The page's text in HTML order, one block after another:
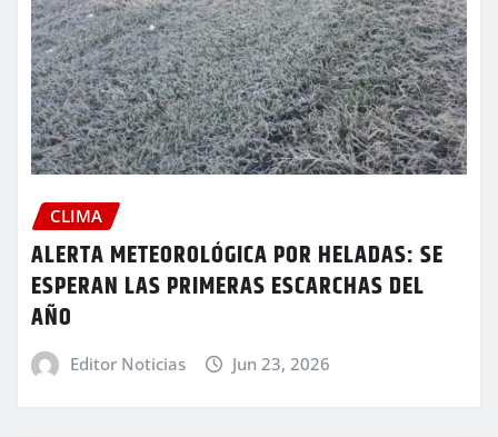
CLIMA
ALERTA METEOROLÓGICA POR HELADAS: SE
ESPERAN LAS PRIMERAS ESCARCHAS DEL
AÑO
Editor Noticias Jun 23, 2026